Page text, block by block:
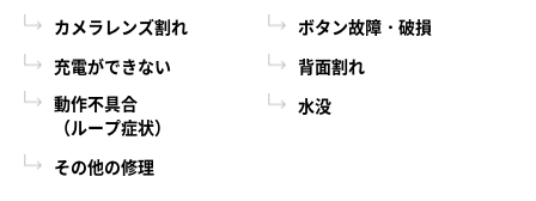
面に表示させたり、ユーザーのご指示に基づい
て他のサービスなど（提携先が提供するものも
含みます）に転送したりする目的
代金の支払を遅滞したり第三者に損害を発生さ
したユーザーや、不正・不当な目的でサービス
第６条 修理部品の取扱い
本サービスで使用する交換部品は、互換製品とな
ります。 本サービスの提供による部品交換の際に
取り外した修理依頼品の部品をリサイクルや分析
などのために、当社の任意の判断で回収させてい
ただく場合があります。 回収した部品は当社の所
カメラレンズ割れ
ボタン故障・破損
充電ができない
背面割れ
動作不具合
（ループ症状）
水没
その他の修理